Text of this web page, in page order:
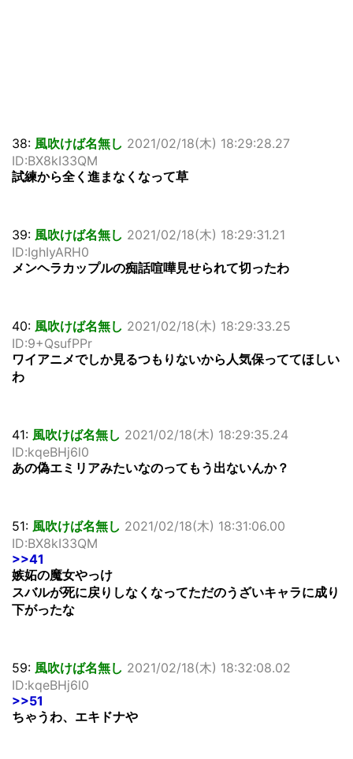
38: 風吹けば名無し 2021/02/18(木) 18:29:28.27
ID:BX8kI33QM
試練から全く進まなくなって草
39: 風吹けば名無し 2021/02/18(木) 18:29:31.21
ID:IghIyARH0
メンヘラカップルの痴話喧嘩見せられて切ったわ
40: 風吹けば名無し 2021/02/18(木) 18:29:33.25
ID:9+QsufPPr
ワイアニメでしか見るつもりないから人気保っててほしい
わ
41: 風吹けば名無し 2021/02/18(木) 18:29:35.24
ID:kqeBHj6l0
あの偽エミリアみたいなのってもう出ないんか？
51: 風吹けば名無し 2021/02/18(木) 18:31:06.00
ID:BX8kI33QM
>>41
嫉妬の魔女やっけ
スバルが死に戻りしなくなってただのうざいキャラに成り
下がったな
59: 風吹けば名無し 2021/02/18(木) 18:32:08.02
ID:kqeBHj6l0
>>51
ちゃうわ、エキドナや